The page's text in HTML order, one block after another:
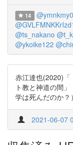
14
@ts_nakano
@ykoike122
赤江達也(2020)
ト教と神道の間
学は死んだのか
2021-06-07